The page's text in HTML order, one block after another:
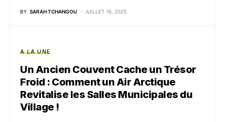
BY SARAH TCHANGOU JUILLET 16, 2025
A LA UNE
Un Ancien Couvent Cache un Trésor
Froid : Comment un Air Arctique
Revitalise les Salles Municipales du
Village !